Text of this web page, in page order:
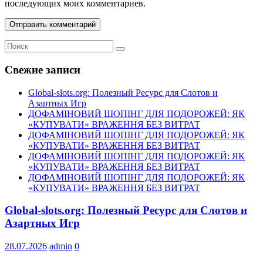
последующих моих комментариев.
Свежие записи
Global-slots.org: Полезный Ресурс для Слотов и
Азартных Игр
ДОФАМІНОВИЙ ШОПІНГ ДЛЯ ПОДОРОЖЕЙ: ЯК
«КУПУВАТИ» ВРАЖЕННЯ БЕЗ ВИТРАТ
ДОФАМІНОВИЙ ШОПІНГ ДЛЯ ПОДОРОЖЕЙ: ЯК
«КУПУВАТИ» ВРАЖЕННЯ БЕЗ ВИТРАТ
ДОФАМІНОВИЙ ШОПІНГ ДЛЯ ПОДОРОЖЕЙ: ЯК
«КУПУВАТИ» ВРАЖЕННЯ БЕЗ ВИТРАТ
ДОФАМІНОВИЙ ШОПІНГ ДЛЯ ПОДОРОЖЕЙ: ЯК
«КУПУВАТИ» ВРАЖЕННЯ БЕЗ ВИТРАТ
Global-slots.org: Полезный Ресурс для Слотов и
Азартных Игр
28.07.2026 admin 0